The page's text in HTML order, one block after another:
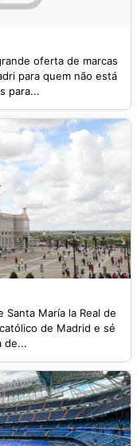
oferta de marcas
para quem não está
para...
María la Real de
de Madrid e sé
de...